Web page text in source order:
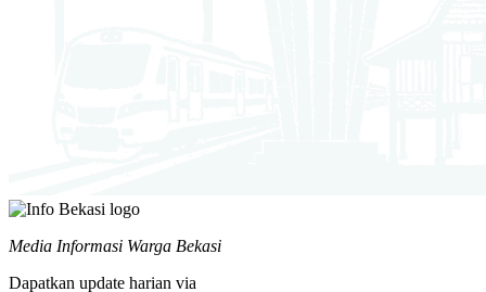
Media Informasi Warga Bekasi
Dapatkan update harian via